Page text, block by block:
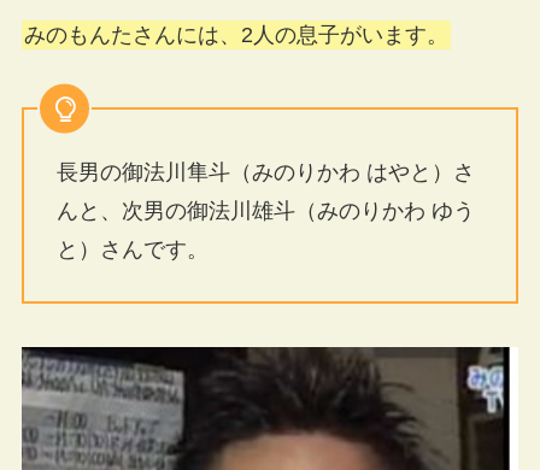
みのもんたさんには、2人の息子がいます。
長男の御法川隼斗（みのりかわ はやと）さ
んと、次男の御法川雄斗（みのりかわ ゆう
と）さんです。